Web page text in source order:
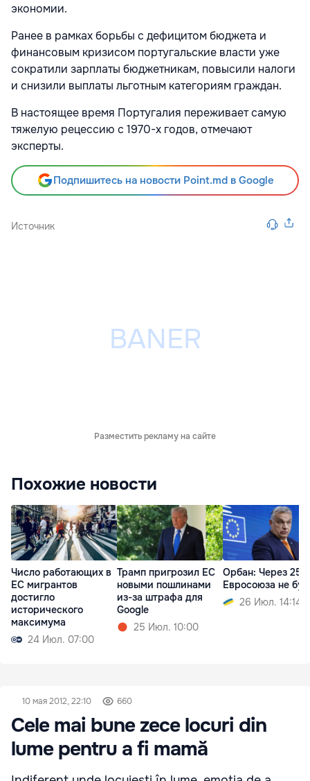
экономии.
Ранее в рамках борьбы с дефицитом бюджета и
финансовым кризисом португальские власти уже
сократили зарплаты бюджетникам, повысили налоги
и снизили выплаты льготным категориям граждан.
В настоящее время Португалия переживает самую
тяжелую рецессию с 1970-х годов, отмечают
эксперты.
Подпишитесь на новости Point.md в Google
Источник
Разместить рекламу на сайте
Похожие новости
Число работающих в
ЕС мигрантов
достигло
исторического
максимума
24 Июл. 07:00
Трамп пригрозил ЕС
новыми пошлинами
из-за штрафа для
Google
25 Июл. 10:00
Орбан: Через 25
Евросоюза не
26 Июл. 14:14
10 мая 2012, 22:10 660
Cele mai bune zece locuri din
lume pentru a fi mamă